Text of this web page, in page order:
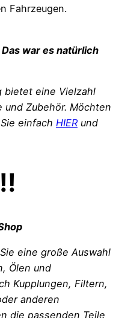
Fahrzeugen.
Das war es natürlich
bietet eine Vielzahl
Zubehör. Möchten
einfach HIER und
eine große Auswahl
Ölen und
Kupplungen, Filtern,
anderen
die passenden Teile